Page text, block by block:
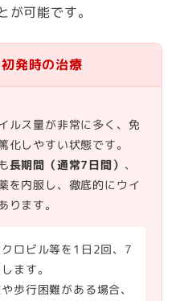
が可能です。
発時の治療
ルス量が非常に多く、免
化しやすい状態です。
長期間（通常7日間） 、
を内服し、徹底的にウイ
ります。
ロビル等を1日2回、7
ます。
歩行困難がある場合、